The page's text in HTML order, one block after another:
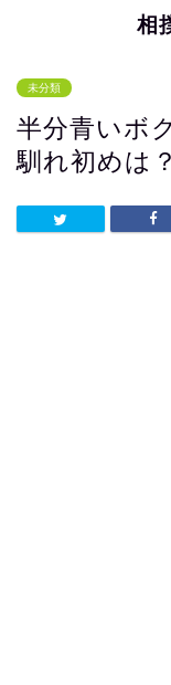
相
未分類
半分青いボ
馴れ初めは